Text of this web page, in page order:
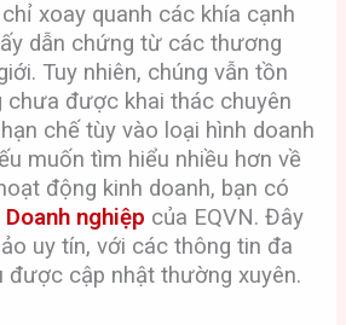
xoay quanh các khía cạnh
dẫn chứng từ các thương
Tuy nhiên, chúng vẫn tồn
chưa được khai thác chuyên
chế tùy vào loại hình doanh
muốn tìm hiểu nhiều hơn về
động kinh doanh, bạn có
Doanh nghiệp của EQVN. Đây
uy tín, với các thông tin đa
được cập nhật thường xuyên.